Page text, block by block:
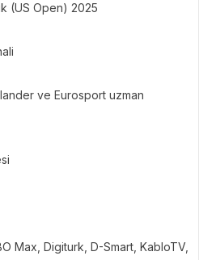
(US Open) 2025
ve Eurosport uzman
Max, Digiturk, D-Smart, KabloTV,